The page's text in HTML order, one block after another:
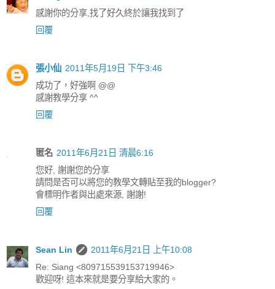
感謝你的分享,找了好久終於讓我找到了
回覆
張小仙 2011年5月19日 下午3:46
成功了，好強啊 @@
感謝教學分享 ^^
回覆
匿名 2011年6月21日 清晨6:16
您好, 謝謝您的分享
請問是否可以將您的教學文轉貼至我的blogger?
會標明作者與出處來源, 謝謝!
回覆
Sean Lin
2011年6月21日 上午10:08
Re: Siang <809715539153719946>
歡迎呀! 這本來就是要分享給大家的。